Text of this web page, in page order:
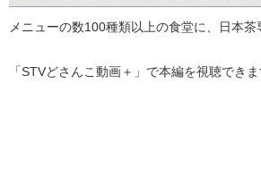
メニューの数100種類以上の食堂に、日本
「STVどさんこ動画＋」で本編を視聴できま